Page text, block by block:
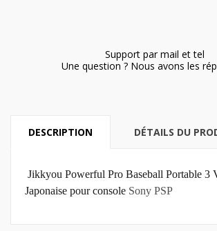
Support par mail et tel
Une question ? Nous avons les
DESCRIPTION DÉTAILS DU
Jikkyou Powerful Pro Baseball Portable 3
Japonaise pour console Sony PSP